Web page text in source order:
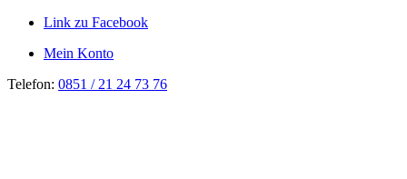
Link zu Facebook
Mein Konto
Telefon: 0851 / 21 24 73 76